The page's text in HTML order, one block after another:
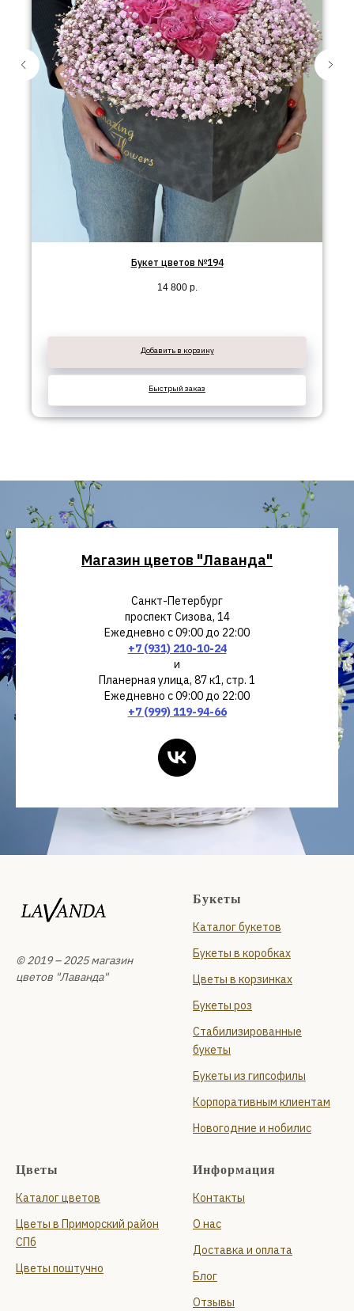
Букет цветов №194
14 800 р.
Добавить в корзину
Быстрый заказ
Магазин цветов "Лаванда"
Санкт-Петербург
проспект Сизова, 14
Ежедневно с 09:00 до 22:00
+7 (931) 210-10-24
и
Планерная улица, 87 к1, стр. 1
Ежедневно с 09:00 до 22:00
+7 (999) 119-94-66
© 2019 – 2025 магазин
цветов "Лаванда"
Букеты
Каталог букетов
Букеты в коробках
Цветы в корзинках
Букеты роз
Стабилизированные
букеты
Букеты из гипсофилы
Корпоративным клиентам
Новогодние и нобилис
Цветы
Каталог цветов
Цветы в Приморский район
СПб
Цветы поштучно
Информация
Контакты
О нас
Доставка и оплата
Блог
Отзывы